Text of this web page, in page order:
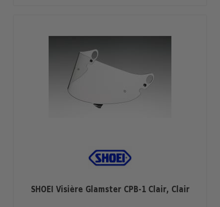
SHOEI Visière Glamster CPB-1 Clair, Clair